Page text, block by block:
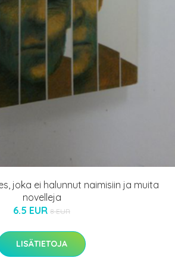
joka ei halunnut naimisiin ja muita
novelleja
6.5 EUR 8 EUR
LISÄTIETOJA